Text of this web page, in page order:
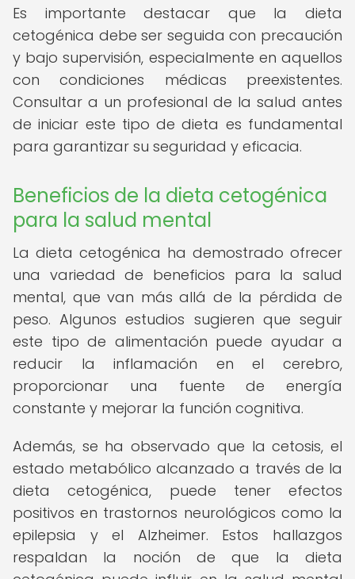
Es importante destacar que la dieta
cetogénica debe ser seguida con precaución
y bajo supervisión, especialmente en aquellos
con condiciones médicas preexistentes.
Consultar a un profesional de la salud antes
de iniciar este tipo de dieta es fundamental
para garantizar su seguridad y eficacia.
Beneficios de la dieta cetogénica
para la salud mental
La dieta cetogénica ha demostrado ofrecer
una variedad de beneficios para la salud
mental, que van más allá de la pérdida de
peso. Algunos estudios sugieren que seguir
este tipo de alimentación puede ayudar a
reducir la inflamación en el cerebro,
proporcionar una fuente de energía
constante y mejorar la función cognitiva.
Además, se ha observado que la cetosis, el
estado metabólico alcanzado a través de la
dieta cetogénica, puede tener efectos
positivos en trastornos neurológicos como la
epilepsia y el Alzheimer. Estos hallazgos
respaldan la noción de que la dieta